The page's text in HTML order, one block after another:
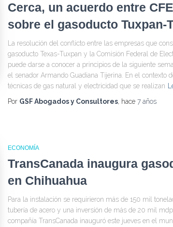
Cerca, un acuerdo entre
sobre el gasoducto Tuxpan-
La resolución del conflicto entre las empresas que
gasoducto Texas-Tuxpan y la Comisión Federal de
puede darse a conocer a principios de la siguiente
el senador Armando Guadiana Tijerina. En el contexto
técnicas de gas natural y electricidad que se realizan
Por GSF Abogados y Consultores, hace 7 años
ECONOMÍA
TransCanada inaugura
en Chihuahua
Para la instalación se requirieron más de 150 mil
tubería de acero y una inversión de más de 20 mil
compañía TransCanada inauguró este jueves en el